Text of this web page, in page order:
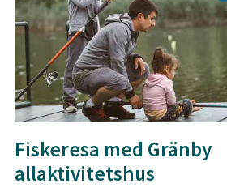
Fiskeresa med Gränby
allaktivitetshus